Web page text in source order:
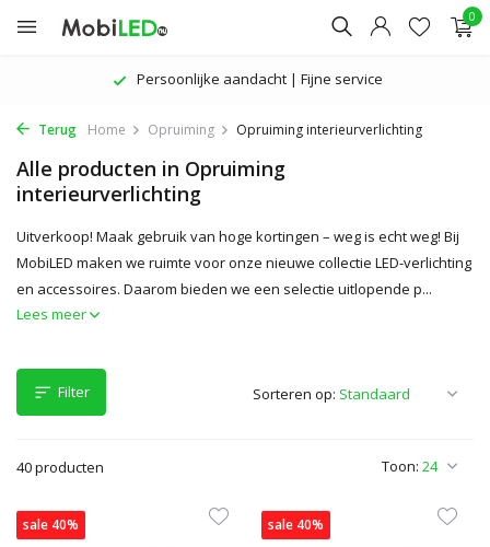
0
Persoonlijke aandacht | Fijne service
Terug Home Opruiming Opruiming interieurverlichting
Alle producten in Opruiming
interieurverlichting
Uitverkoop! Maak gebruik van hoge kortingen – weg is echt weg! Bij
MobiLED maken we ruimte voor onze nieuwe collectie LED-verlichting
en accessoires. Daarom bieden we een selectie uitlopende p...
Lees meer
Filter
40 producten Toon:
Sorteren op:
sale 40% sale 40%